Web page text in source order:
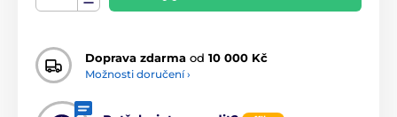
Doprava zdarma od 10 000 Kč
Možnosti doručení ›